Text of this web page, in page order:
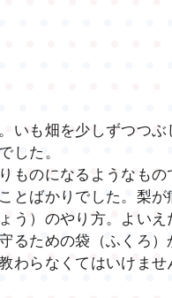
いも畑を少しずつつぶ
した。
ものになるようなもの
とばかりでした。梨が
う）のやり方。よいえ
るための袋（ふくろ）
わらなくてはいけませ